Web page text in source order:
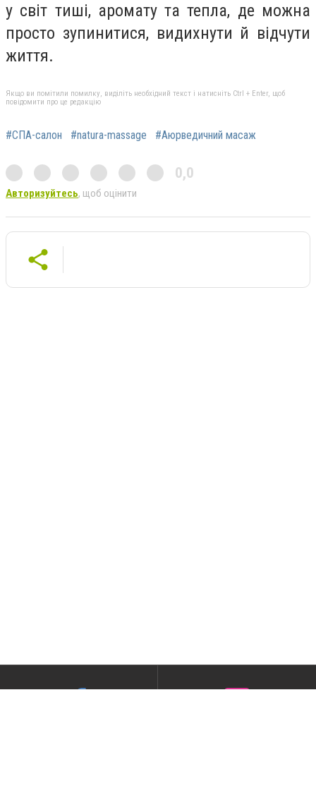
у світ тиші, аромату та тепла, де можна
просто зупинитися, видихнути й відчути
життя.
Якщо ви помітили помилку, виділіть необхідний текст і натисніть Ctrl + Enter, щоб
повідомити про це редакцію
#СПА-салон #natura-massage #Аюрведичний масаж
0,0
Авторизуйтесь, щоб оцінити